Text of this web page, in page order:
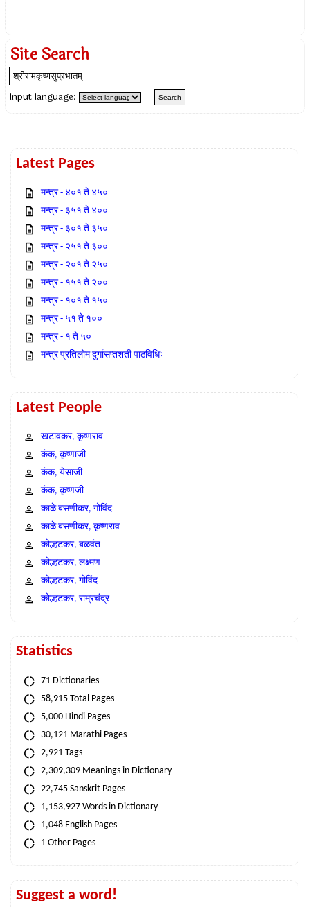
Site Search
Input language:
Latest Pages
मन्त्र - ४०१ ते ४५०
मन्त्र - ३५१ ते ४००
मन्त्र - ३०१ ते ३५०
मन्त्र - २५१ ते ३००
मन्त्र - २०१ ते २५०
मन्त्र - १५१ ते २००
मन्त्र - १०१ ते १५०
मन्त्र - ५१ ते १००
मन्त्र - १ ते ५०
मन्त्र प्रतिलोम दुर्गासप्तशती पाठविधिः
Latest People
खटावकर, कृष्णराव
कंक, कृष्णाजी
कंक, येसाजी
कंक, कृष्णजी
काळे बसणीकर, गोविंद
काळे बसणीकर, कृष्णराव
कोल्हटकर, बळवंत
कोल्हटकर, लक्ष्मण
कोल्हटकर, गोविंद
कोल्हटकर, राम्रचंद्र
Statistics
71 Dictionaries
58,915 Total Pages
5,000 Hindi Pages
30,121 Marathi Pages
2,921 Tags
2,309,309 Meanings in Dictionary
22,745 Sanskrit Pages
1,153,927 Words in Dictionary
1,048 English Pages
1 Other Pages
Suggest a word!